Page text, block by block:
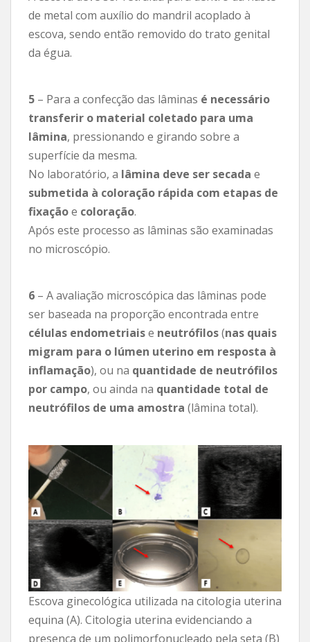
de metal com auxílio do mandril acoplado à
escova, sendo então removido do trato genital
da égua.
5 – Para a confecção das lâminas é necessário
transferir o material coletado para uma
lâmina, pressionando e girando sobre a
superfície da mesma.
No laboratório, a lâmina deve ser secada e
submetida à coloração rápida com etapas de
fixaçãoe coloração.
Após este processo as lâminas são examinadas
no microscópio.
6 – A avaliação microscópica das lâminas pode
ser baseada na proporção encontrada entre
células endometriaise neutrófilos(nas quais
migram para o lúmen uterino em resposta à
inflamação), ou na quantidade de neutrófilos
por campo, ou ainda na quantidade total de
neutrófilos de uma amostra (lâmina total).
Escova ginecológica utilizada na citologia uterina
equina (A). Citologia uterina evidenciando a
presença de um polimorfonucleado pela seta (B)